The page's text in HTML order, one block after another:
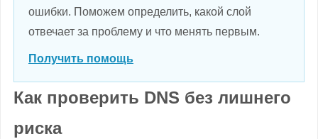
ошибки. Поможем определить, какой слой
отвечает за проблему и что менять первым.
Получить помощь
Как проверить DNS без лишнего
риска